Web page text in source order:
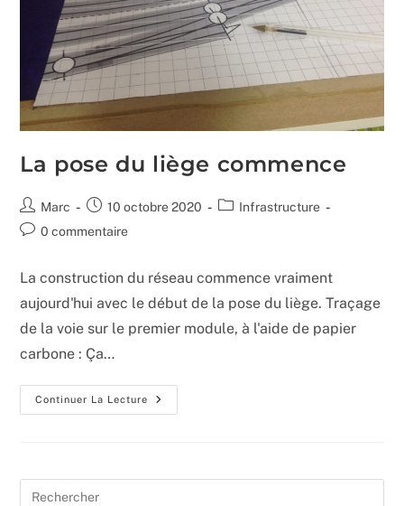
La pose du liège commence
Auteur/autrice
de
Marc
Publication
publiée :
10 octobre 2020
PostInfrastructure
Commentaires
publication :
0 commentaire
La construction du réseau commence vraiment
aujourd'hui avec le début de la pose du liège. Traçage
de la voie sur le premier module, à l'aide de papier
carbone : Ça…
Continuer La Lecture
La
Pose